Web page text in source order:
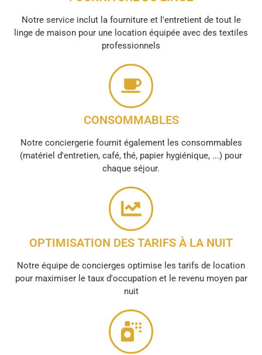
Notre service inclut la fourniture et l'entretient de tout le
linge de maison pour une location équipée avec des textiles
professionnels
CONSOMMABLES
Notre conciergerie fournit également les consommables
(matériel d'entretien, café, thé, papier hygiénique, ...) pour
chaque séjour.
OPTIMISATION DES TARIFS À LA NUIT
Notre équipe de concierges optimise les tarifs de location
pour maximiser le taux d'occupation et le revenu moyen par
nuit